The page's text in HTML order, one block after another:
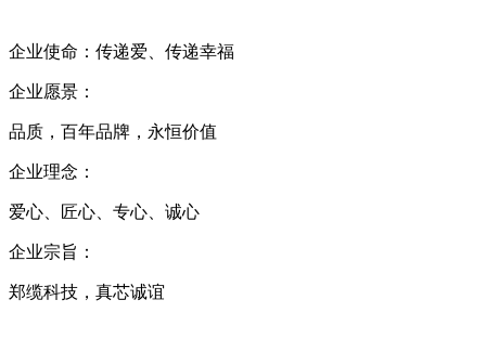
企业使命：传递爱、传递幸福
企业愿景：
品质，百年品牌，永恒价值
企业理念：
爱心、匠心、专心、诚心
企业宗旨：
郑缆科技，真芯诚谊